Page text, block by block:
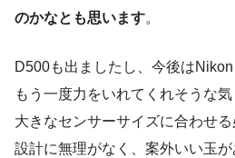
のかなとも思います。
D500も出ましたし、今後はNikon
もう一度力をいれてくれそうな
大きなセンサーサイズに合わせ
設計に無理がなく、案外いい玉が